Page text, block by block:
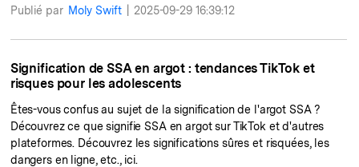
Publié par Moly Swift 2025-09-29 16:39:12
Signification de SSA en argot : tendances TikTok et
risques pour les adolescents
Êtes-vous confus au sujet de la signification de l'argot SSA ?
Découvrez ce que signifie SSA en argot sur TikTok et d'autres
plateformes. Découvrez les significations sûres et risquées, les
dangers en ligne, etc., ici.